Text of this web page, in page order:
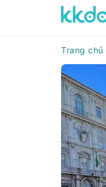
Trang chủ